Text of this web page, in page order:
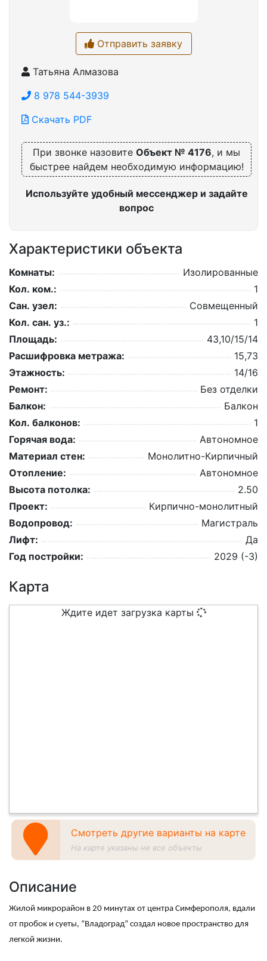
Отправить заявку
Татьяна Алмазова
8 978 544-3939
Скачать PDF
При звонке назовите Объект № 4176, и мы
быстрее найдем необходимую информацию!
Используйте удобный мессенджер и задайте
вопрос
Характеристики объекта
Комнаты:
Изолированные
Кол. ком.:
1
Сан. узел:
Совмещенный
Кол. сан. уз.:
1
Площадь:
43,10/15/14
Расшифровка метража:
15,73
Этажность:
14/16
Ремонт:
Без отделки
Балкон:
Балкон
Кол. балконов:
1
Горячая вода:
Автономное
Материал стен:
Монолитно-Кирпичный
Отопление:
Автономное
Высота потолка:
2.50
Проект:
Кирпично-монолитный
Водопровод:
Магистраль
Лифт:
Да
Год постройки:
2029 (-3)
Карта
Ждите идет загрузка карты
Смотреть другие варианты на карте
На карте указаны не все объекты
Описание
Жилой микрорайон в 20 минутах от центра Симферополя, вдали
от пробок и суеты, “Владоград” создал новое пространство для
легкой жизни.